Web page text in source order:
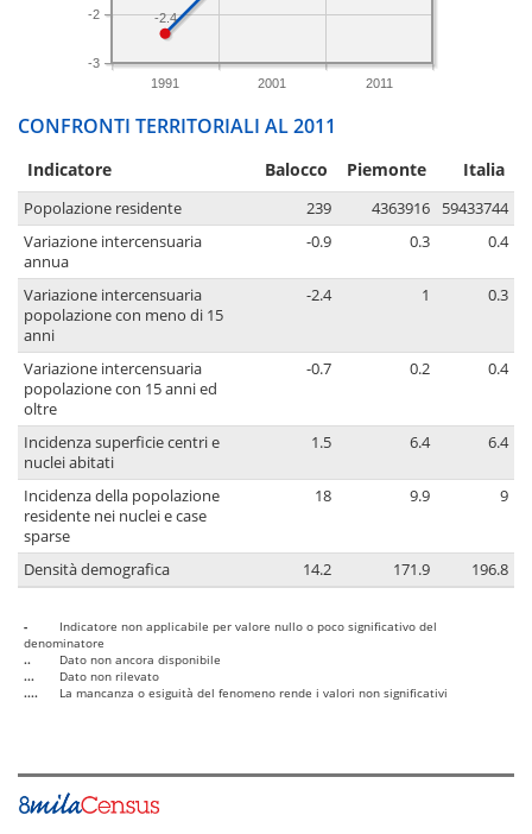
1991 2001 2011
-3
-2 -2.4
CONFRONTI TERRITORIALI AL 2011
Indicatore Balocco Piemonte Italia
Popolazione residente 239 4363916
59433744
Variazione intercensuaria
annua
-0.9 0.3 0.4
Variazione intercensuaria
popolazione con meno di 15
anni
-2.4 1 0.3
Variazione intercensuaria
popolazione con 15 anni ed
oltre
-0.7 0.2 0.4
Incidenza superficie centri e
nuclei abitati
1.5 6.4 6.4
Incidenza della popolazione
residente nei nuclei e case
sparse
18 9.9 9
Densità demografica 14.2 171.9 196.8
-
Indicatore non applicabile per valore nullo o poco significativo del
denominatore
..
Dato non ancora disponibile
...
Dato non rilevato
....
La mancanza o esiguità del fenomeno rende i valori non significativi